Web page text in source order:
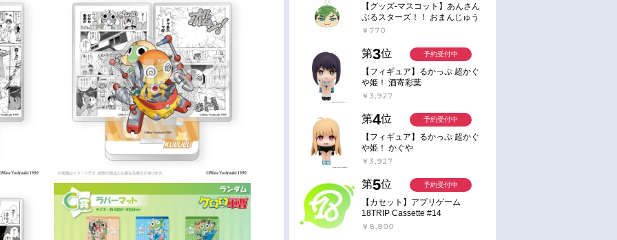
【グッズ-マスコット】あんさん
ぶるスターズ！！ おまんじゅう
にぎにぎマスコット ねくすと2
￥770
第3位
【フィギュア】るかっぷ 超かぐ
や姫！ 酒寄彩葉
￥3,927
予約受付中
第4位
【フィギュア】るかっぷ 超かぐ
や姫！ かぐや
￥3,927
予約受付中
第5位
【カセット】アプリゲーム
18TRIP Cassette #14
￥8,800
予約受付中